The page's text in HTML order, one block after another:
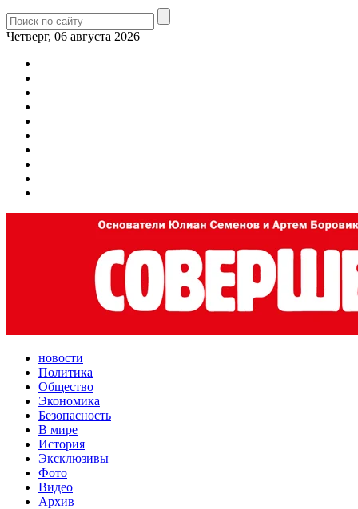
Четверг, 06 августа 2026
новости
Политика
Общество
Экономика
Безопасность
В мире
История
Эксклюзивы
Фото
Видео
Архив